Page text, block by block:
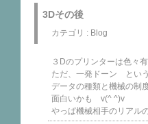
3Dその後
カテゴリ : Blog
３Dのプリンターは色々
ただ、一発ドーン とい
データの種類と機械の
面白いかも v(^ ^)v
やっぱ機械相手のリアル